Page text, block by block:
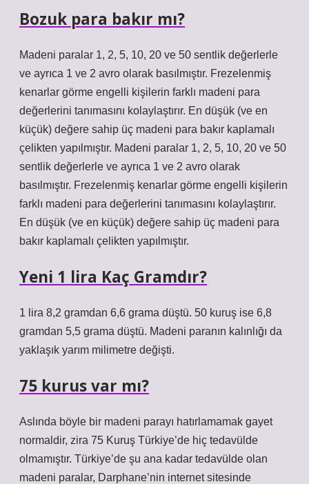
Bozuk para bakır mı?
Madeni paralar 1, 2, 5, 10, 20 ve 50 sentlik değerlerle
ve ayrıca 1 ve 2 avro olarak basılmıştır. Frezelenmiş
kenarlar görme engelli kişilerin farklı madeni para
değerlerini tanımasını kolaylaştırır. En düşük (ve en
küçük) değere sahip üç madeni para bakır kaplamalı
çelikten yapılmıştır. Madeni paralar 1, 2, 5, 10, 20 ve 50
sentlik değerlerle ve ayrıca 1 ve 2 avro olarak
basılmıştır. Frezelenmiş kenarlar görme engelli kişilerin
farklı madeni para değerlerini tanımasını kolaylaştırır.
En düşük (ve en küçük) değere sahip üç madeni para
bakır kaplamalı çelikten yapılmıştır.
Yeni 1 lira Kaç Gramdır?
1 lira 8,2 gramdan 6,6 grama düştü. 50 kuruş ise 6,8
gramdan 5,5 grama düştü. Madeni paranın kalınlığı da
yaklaşık yarım milimetre değişti.
75 kurus var mı?
Aslında böyle bir madeni parayı hatırlamamak gayet
normaldir, zira 75 Kuruş Türkiye’de hiç tedavülde
olmamıştır. Türkiye’de şu ana kadar tedavülde olan
madeni paralar, Darphane’nin internet sitesinde